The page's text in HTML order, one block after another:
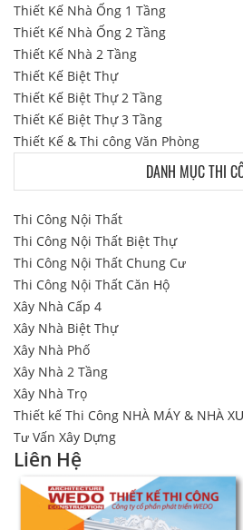
Thiết Kế Nhà Ống 1 Tầng
Thiết Kế Nhà Ống 2 Tầng
Thiết Kế Nhà 2 Tầng
Thiết Kế Biệt Thự
Thiết Kế Biệt Thự 2 Tầng
Thiết Kế Biệt Thự 3 Tầng
Thiết Kế & Thi công Văn Phòng
DANH MỤC THI
Thi Công Nội Thất
Thi Công Nội Thất Biệt Thự
Thi Công Nội Thất Chung Cư
Thi Công Nội Thất Căn Hộ
Xây Nhà Cấp 4
Xây Nhà Biệt Thự
Xây Nhà Phố
Xây Nhà 2 Tầng
Xây Nhà Trọ
Thiết kế Thi Công NHÀ MÁY & NHÀ
Tư Vấn Xây Dựng
Liên Hệ